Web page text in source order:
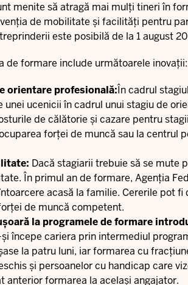
menite să atragă mai mulți tineri în
de mobilitate și facilități pentru
este posibilă de la 1 august
de formare include următoarele inovații:
orientare profesională:În cadrul
ucenicii în cadrul unui stagiu de
de călătorie și cazare pentru
forței de muncă sau la centrul
Dacă stagiarii trebuie să se mute
În primul an de formare, Agenția
acasă la familie. Cererile pot
de muncă competent.
la programele de formare
începe cariera prin intermediul
la patru luni, iar formarea cu
și persoanelor cu handicap care
anterior formarea la același angajator.